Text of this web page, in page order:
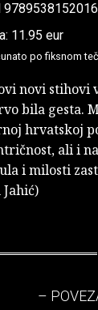
9789538152016
11.95 eur
po fiksnom
novi stihovi
bila gesta.
hrvatskoj
ali i
i milosti
–